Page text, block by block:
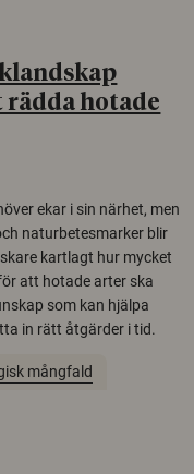
rädda hotade
ekar i sin närhet, men
naturbetesmarker blir
kartlagt hur mycket
att hotade arter ska
som kan hjälpa
in rätt åtgärder i tid.
mångfald